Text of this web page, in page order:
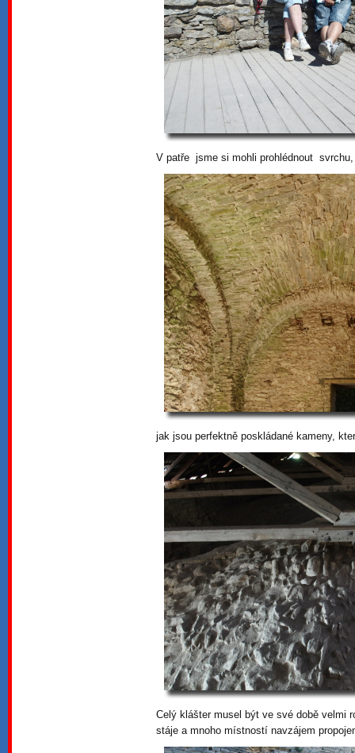
V patře jsme si mohli prohlédnout
jak jsou perfektně poskládané kameny,
Celý klášter musel být ve své době velmi
stáje a mnoho místností navzájem